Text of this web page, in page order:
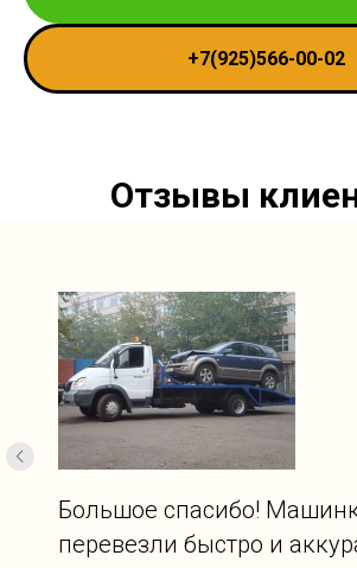
+7(925)566-00-02
Отзывы
Большое спасибо!
перевезли быстро и